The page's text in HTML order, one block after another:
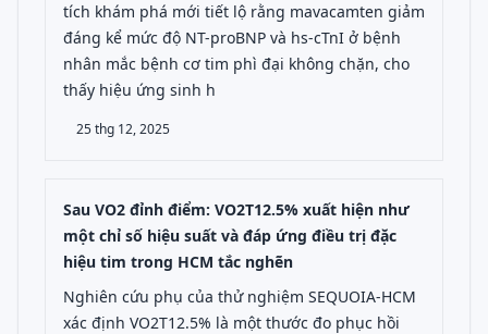
tích khám phá mới tiết lộ rằng mavacamten giảm
đáng kể mức độ NT-proBNP và hs-cTnI ở bệnh
nhân mắc bệnh cơ tim phì đại không chặn, cho
thấy hiệu ứng sinh h
25 thg 12, 2025
Sau VO2 đỉnh điểm: VO2T12.5% xuất hiện như
một chỉ số hiệu suất và đáp ứng điều trị đặc
hiệu tim trong HCM tắc nghẽn
Nghiên cứu phụ của thử nghiệm SEQUOIA-HCM
xác định VO2T12.5% là một thước đo phục hồi